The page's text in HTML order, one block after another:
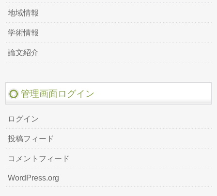
地域情報
学術情報
論文紹介
管理画面ログイン
ログイン
投稿フィード
コメントフィード
WordPress.org